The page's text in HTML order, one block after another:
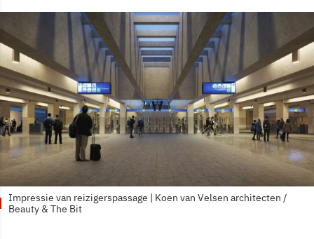
Impressie van reizigerspassage | Koen van Velsen architecten /
Beauty & The Bit